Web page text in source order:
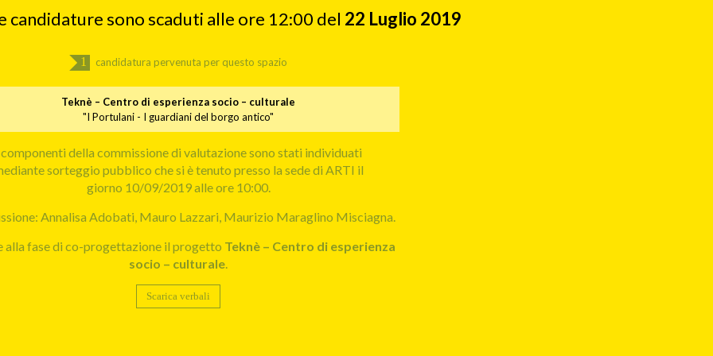
candidature sono scaduti alle ore 12:00 del 22 Luglio 2019
1 candidatura pervenuta per questo spazio
Teknè – Centro di esperienza socio – culturale
"I Portulani - I guardiani del borgo antico"
della commissione di valutazione sono stati individuati
sorteggio pubblico che si è tenuto presso la sede di ARTI il
giorno 10/09/2019 alle ore 10:00.
Annalisa Adobati, Mauro Lazzari, Maurizio Maraglino Misciagna.
alla fase di co-progettazione il progetto Teknè – Centro di esperienza
socio – culturale.
Scarica verbali